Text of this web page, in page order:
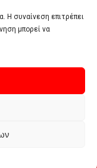
Η συναίνεση επιτρέπει
μπορεί να
είναι το αντίθετο της
policy